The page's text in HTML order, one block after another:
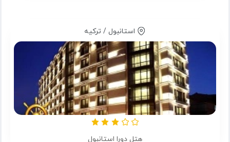
استانبول / ترکیه
هتل دورا استانبول